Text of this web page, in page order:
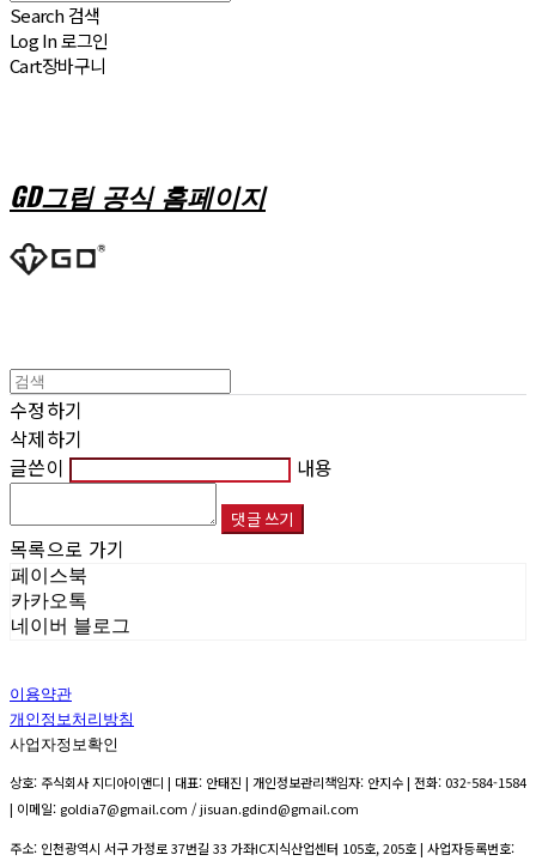
Search 검색
Log In로그인
Cart장바구니
GD그립 공식 홈페이지
수정하기
삭제하기
글쓴이
내용
댓글 쓰기
목록으로 가기
페이스북
카카오톡
네이버 블로그
이용약관
개인정보처리방침
사업자정보확인
상호: 주식회사 지디아이앤디 | 대표: 안태진 | 개인정보관리책임자: 안지수 | 전화: 032-584-1584
| 이메일: goldia7@gmail.com / jisuan.gdind@gmail.com
주소: 인천광역시 서구 가정로 37번길 33 가좌IC지식산업센터 105호, 205호 | 사업자등록번호: